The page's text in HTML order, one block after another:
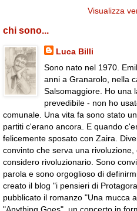
Visualizza
chi sono...
Luca Billi
Sono nato nel 1970.
anni a Granarolo, nella
Salsomaggiore. Ho una
prevedibile - non ho
comunale. Una vita fa sono stato
partiti c'erano ancora. E quando
felicemente sposato con Zaira.
convinto che serva una
considero rivoluzionario. Sono
parola e sono orgoglioso di
creato il blog "i pensieri di
pubblicato il romanzo "Una mucca